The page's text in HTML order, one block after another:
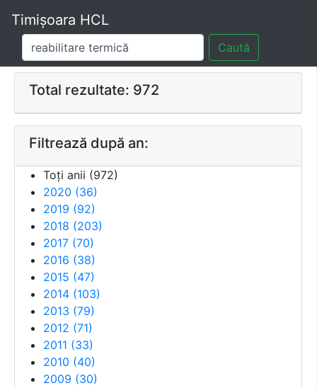
Timișoara HCL
Caută
Total rezultate: 972
Filtrează după an:
Toți anii (972)
2020 (36)
2019 (92)
2018 (203)
2017 (70)
2016 (38)
2015 (47)
2014 (103)
2013 (79)
2012 (71)
2011 (33)
2010 (40)
2009 (30)